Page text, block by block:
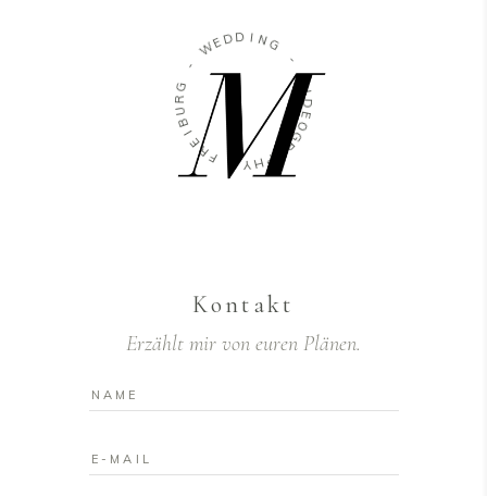
-
WED DING
-
V
I
D
E
O
G
R
A
P
H
Y
-
F
R
E
I
B
U
R
G
Kontakt
Erzählt mir von euren Plänen.